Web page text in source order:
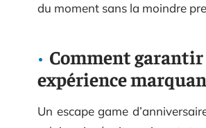
du moment sans la moindre
Comment
expérience
Un escape game